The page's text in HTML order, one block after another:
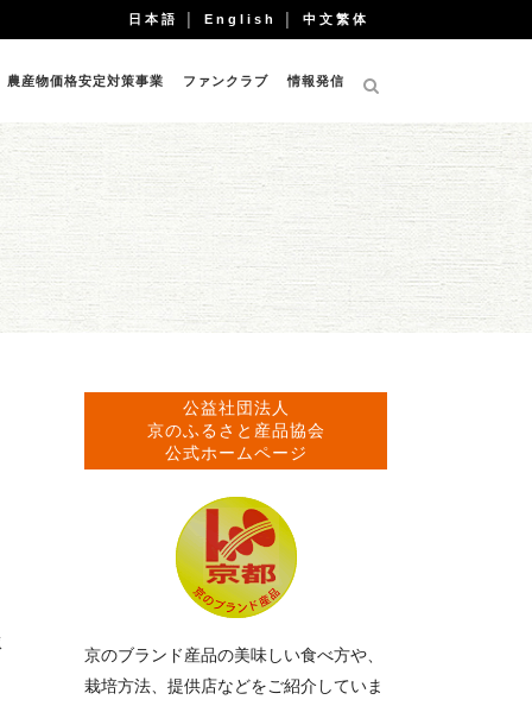
日本語 English 中文繁体
農産物価格安定対策事業 ファンクラブ 情報発信
公益社団法人
京のふるさと産品協会
公式ホームページ
京のブランド産品の美味しい食べ方や、
栽培方法、提供店などをご紹介していま